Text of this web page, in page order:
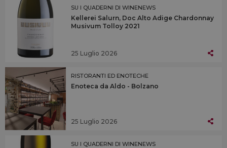
SU I QUADERNI DI WINENEWS
Kellerei Salurn, Doc Alto Adige Chardonnay
Musivum Tolloy 2021
25 Luglio 2026
RISTORANTI ED ENOTECHE
Enoteca da Aldo - Bolzano
25 Luglio 2026
SU I QUADERNI DI WINENEWS